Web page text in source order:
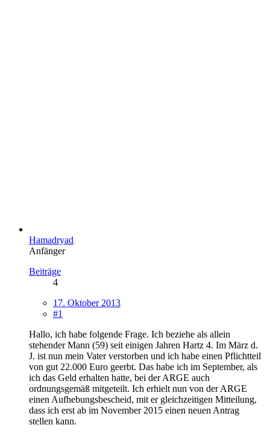
Hamadryad
Anfänger
Beiträge
4
17. Oktober 2013
#1
Hallo, ich habe folgende Frage. Ich beziehe als allein
stehender Mann (59) seit einigen Jahren Hartz 4. Im März d.
J. ist nun mein Vater verstorben und ich habe einen Pflichtteil
von gut 22.000 Euro geerbt. Das habe ich im September, als
ich das Geld erhalten hatte, bei der ARGE auch
ordnungsgemäß mitgeteilt. Ich erhielt nun von der ARGE
einen Aufhebungsbescheid, mit er gleichzeitigen Mitteilung,
dass ich erst ab im November 2015 einen neuen Antrag
stellen kann.